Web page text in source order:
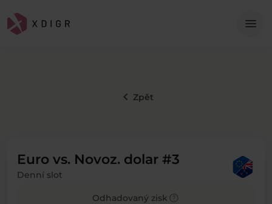
menu
keyboard_arrow_left Zpět
Euro vs. Novoz. dolar #3
Denní slot
Odhadovaný zisk